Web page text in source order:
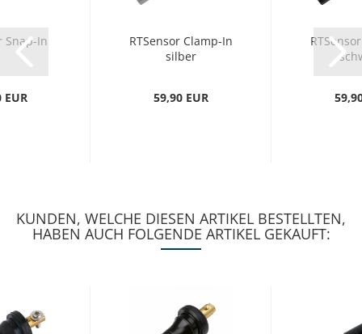
Snap-In
EUR
RTSensor Clamp-In
silber
59,90 EUR
KUNDEN, WELCHE DIESEN ARTIKEL BESTELLTEN,
HABEN AUCH FOLGENDE ARTIKEL GEKAUFT: